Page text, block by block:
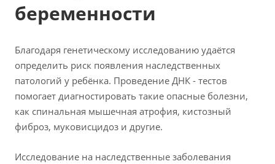
беременности
Благодаря генетическому исследованию удаётся
определить риск появления наследственных
патологий у ребёнка. Проведение ДНК - тестов
помогает диагностировать такие опасные болезни,
как спинальная мышечная атрофия, кистозный
фиброз, муковисцидоз и другие.
Исследование на наследственные заболевания